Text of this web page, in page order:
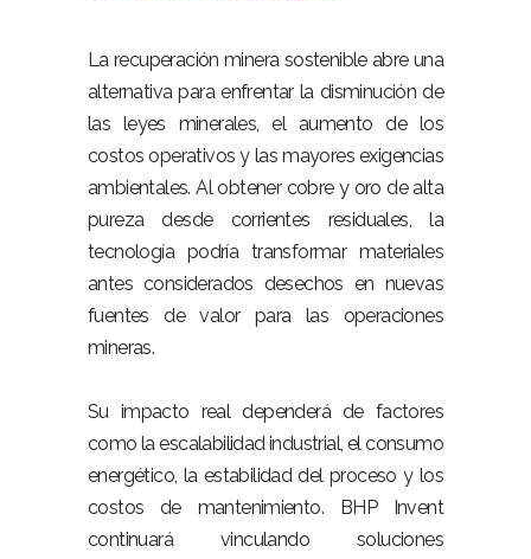
La recuperación minera sostenible abre una
alternativa para enfrentar la disminución de
las leyes minerales, el aumento de los
costos operativos y las mayores exigencias
ambientales. Al obtener cobre y oro de alta
pureza desde corrientes residuales, la
tecnología podría transformar materiales
antes considerados desechos en nuevas
fuentes de valor para las operaciones
mineras.
Su impacto real dependerá de factores
como la escalabilidad industrial, el consumo
energético, la estabilidad del proceso y los
costos de mantenimiento. BHP Invent
continuará vinculando soluciones